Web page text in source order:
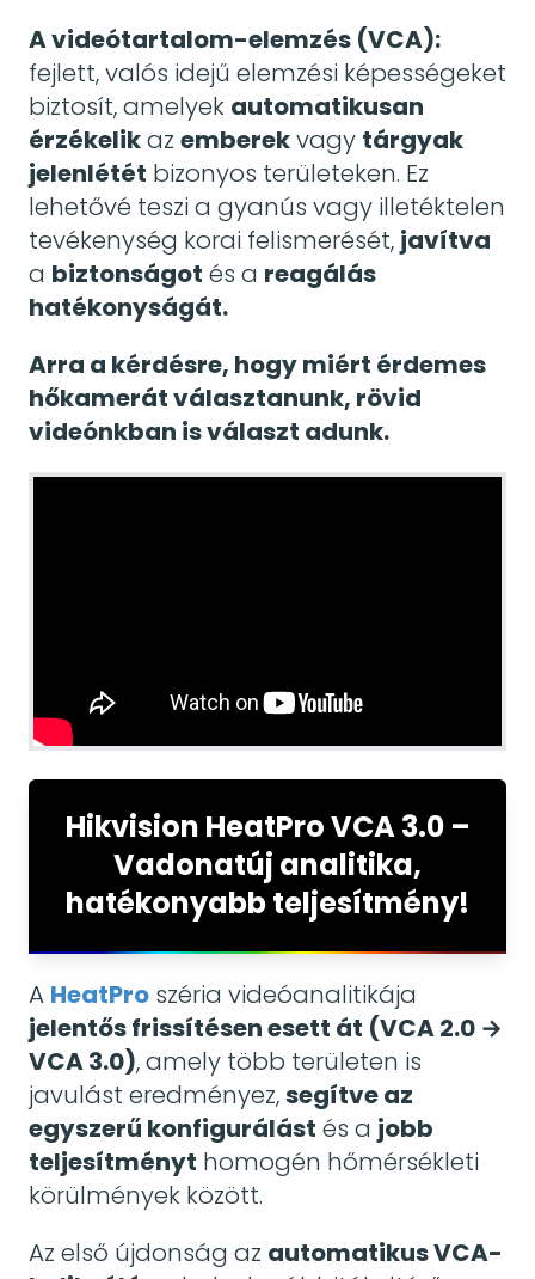
A videótartalom-elemzés (VCA):
fejlett, valós idejű elemzési képességeket
biztosít, amelyek automatikusan
érzékelikaz emberekvagy tárgyak
jelenlétét bizonyos területeken. Ez
lehetővé teszi a gyanús vagy illetéktelen
tevékenység korai felismerését, javítva
a biztonságot és a reagálás
hatékonyságát.
Arra a kérdésre, hogy miért érdemes
hőkamerát választanunk, rövid
videónkban is választ adunk.
Hikvision HeatPro VCA 3.0 –
Vadonatúj analitika,
hatékonyabb teljesítmény!
A HeatPro széria videóanalitikája
jelentős frissítésen esett át (VCA 2.0 →
VCA 3.0), amely több területen is
javulást eredményez,segítve az
egyszerű konfigurálást és a jobb
teljesítményt homogén hőmérsékleti
körülmények között.
Az első újdonság az automatikus VCA-